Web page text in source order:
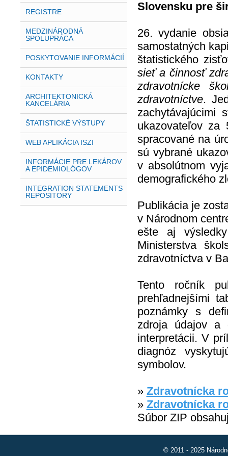
REGISTRE
MEDZINÁRODNÁ
SPOLUPRÁCA
POSKYTOVANIE INFORMÁCIÍ
KONTAKTY
ARCHITEKTONICKÁ
KANCELÁRIA
ŠTATISTICKÉ VÝSTUPY
WEB APLIKÁCIA ISZI
INFORMÁCIE PRE LEKÁROV
A EPIDEMIOLÓGOV
INTEGRATION STATEMENTS
REPOSITORY
Slovensku pre
26. vydanie
samostatných
štatistického
sieť a činnosť
zdravotnícke
zdravotníctve.
zachytávajúcimi
ukazovateľov za
spracované na
sú vybrané
v absolútnom
demografického
Publikácia je
v Národnom
ešte aj
Ministerstva
zdravotníctva v
Tento ročník
prehľadnejšími
poznámky s
zdroja údajov a
interpretácii. V
diagnóz
symbolov.
» Zdravotnícka
» Zdravotnícka
Súbor ZIP
© 2011 - 2025